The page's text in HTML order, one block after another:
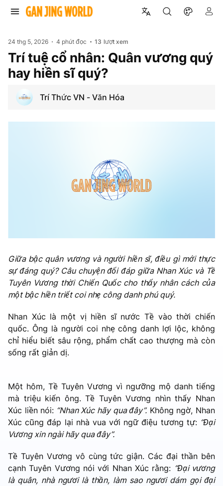
24 thg 5, 2026 4 phút đọc 13 lượt xem
Trí tuệ cổ nhân: Quân vương quý
hay hiền sĩ quý?
Trí Thức VN - Văn Hóa
Giữa bậc quân vương và người hiền sĩ, điều gì mới thực
sự đáng quý? Câu chuyện đối đáp giữa Nhan Xúc và Tề
Tuyên Vương thời Chiến Quốc cho thấy nhân cách của
một bậc hiền triết coi nhẹ công danh phú quý.
Nhan Xúc là một vị hiền sĩ nước Tề vào thời chiến
quốc. Ông là người coi nhẹ công danh lợi lộc, không
chỉ hiểu biết sâu rộng, phẩm chất cao thượng mà còn
sống rất giản dị.
Một hôm, Tề Tuyên Vương vì ngưỡng mộ danh tiếng
mà triệu kiến ông. Tề Tuyên Vương nhìn thấy Nhan
Xúc liền nói: “Nhan Xúc hãy qua đây”. Không ngờ, Nhan
Xúc cũng đáp lại nhà vua với ngữ điệu tương tự: “Đại
Vương xin ngài hãy qua đây”.
Tề Tuyên Vương vô cùng tức giận. Các đại thần bên
cạnh Tuyên Vương nói với Nhan Xúc rằng: “Đại vương
là quân, nhà ngươi là thần, làm sao ngươi dám gọi đại